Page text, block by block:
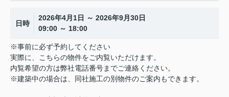
日時
2026年4月1日 ～ 2026年9月30日
09:00 ～ 18:00
※事前に必ず予約してください
実際に、こちらの物件をご内覧いただけます。
内覧希望の方は弊社電話番号までご連絡ください。
※建築中の場合は、同社施工の別物件のご案内もできます。